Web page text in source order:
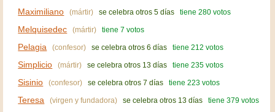
Maximiliano (mártir) se celebra otros 5 días tiene 280 votos
Melquisedec (mártir) tiene 7 votos
Pelagia (confesor) se celebra otros 6 días tiene 212 votos
Simplicio (mártir) se celebra otros 13 días tiene 235 votos
Sisinio (confesor) se celebra otros 7 días tiene 223 votos
Teresa (virgen y fundadora) se celebra otros 13 días tiene 379 votos